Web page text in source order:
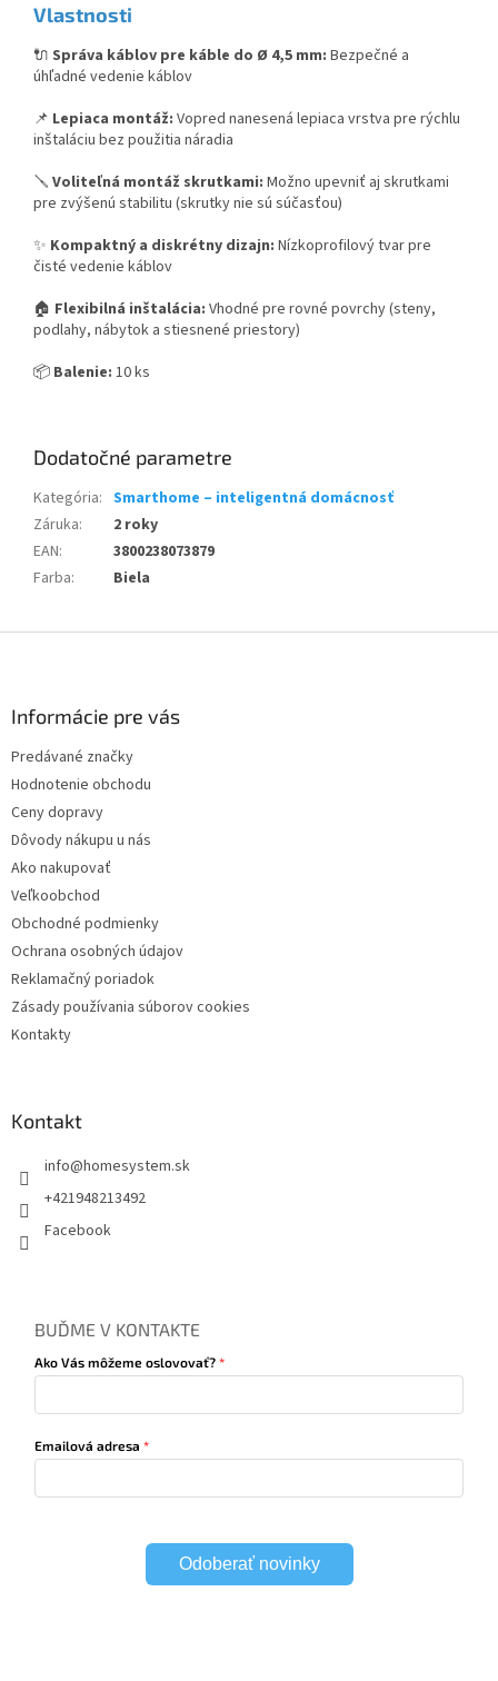
Vlastnosti
🔌 Správa káblov pre káble do Ø 4,5 mm: Bezpečné a
úhľadné vedenie káblov
📌 Lepiaca montáž: Vopred nanesená lepiaca vrstva pre rýchlu
inštaláciu bez použitia náradia
🪛 Voliteľná montáž skrutkami: Možno upevniť aj skrutkami
pre zvýšenú stabilitu (skrutky nie sú súčasťou)
✨ Kompaktný a diskrétny dizajn: Nízkoprofilový tvar pre
čisté vedenie káblov
🏠 Flexibilná inštalácia: Vhodné pre rovné povrchy (steny,
podlahy, nábytok a stiesnené priestory)
📦 Balenie: 10 ks
Dodatočné parametre
Kategória: Smarthome – inteligentná domácnosť
Záruka:
2 roky
EAN:
3800238073879
Farba: Biela
Informácie pre vás
Predávané značky
Hodnotenie obchodu
Ceny dopravy
Dôvody nákupu u nás
Ako nakupovať
Veľkoobchod
Obchodné podmienky
Ochrana osobných údajov
Reklamačný poriadok
Zásady používania súborov cookies
Kontakty
Kontakt
info@homesystem.sk
+421948213492
Facebook
BUĎME V KONTAKTE
Ako Vás môžeme oslovovať?
Emailová adresa
Odoberať novinky